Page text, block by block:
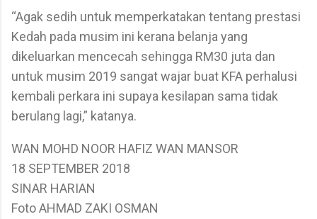
“Agak sedih untuk memperkatakan tentang prestasi
Kedah pada musim ini kerana belanja yang
dikeluarkan mencecah sehingga RM30 juta dan
untuk musim 2019 sangat wajar buat KFA perhalusi
kembali perkara ini supaya kesilapan sama tidak
berulang lagi,” katanya.
WAN MOHD NOOR HAFIZ WAN MANSOR
18 SEPTEMBER 2018
SINAR HARIAN
Foto AHMAD ZAKI OSMAN